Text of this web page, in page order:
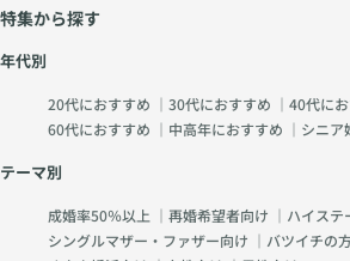
特集から探す
年代別
20代におすすめ ｜ 30代におすすめ ｜ 40代に
60代におすすめ ｜ 中高年におすすめ ｜ シニア
テーマ別
成婚率50％以上 ｜ 再婚希望者向け ｜ ハイステ
シングルマザー・ファザー向け ｜ バツイチの